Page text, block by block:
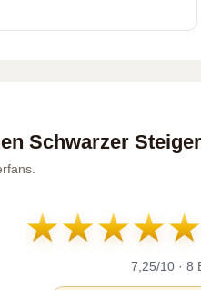
Schwarzer
★★★★★
7,25/10 · 8